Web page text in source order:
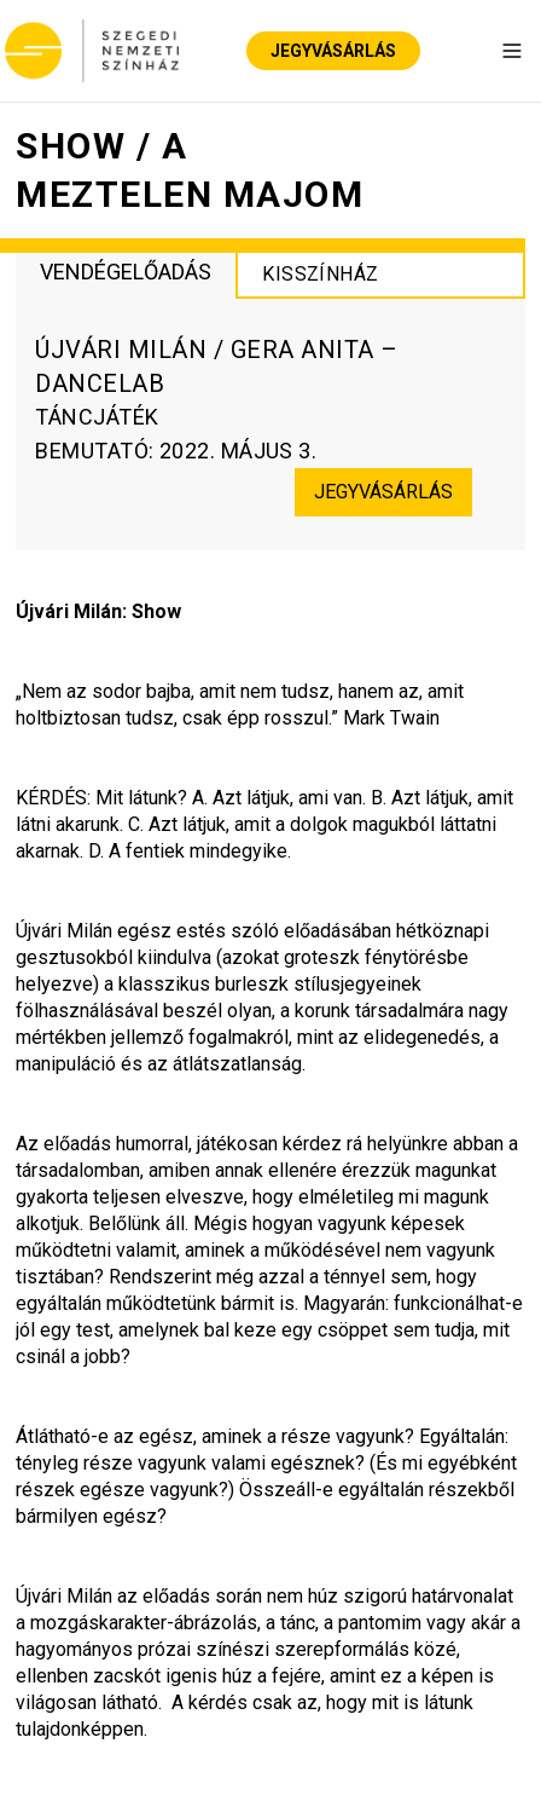
JEGYVÁSÁRLÁS
SHOW / A
MEZTELEN MAJOM
VENDÉGELŐADÁS KISSZÍNHÁZ
ÚJVÁRI MILÁN / GERA ANITA –
DANCELAB
TÁNCJÁTÉK
BEMUTATÓ: 2022. MÁJUS 3.
JEGYVÁSÁRLÁS
Újvári Milán: Show
„Nem az sodor bajba, amit nem tudsz, hanem az, amit
holtbiztosan tudsz, csak épp rosszul.” Mark Twain
KÉRDÉS: Mit látunk? A. Azt látjuk, ami van. B. Azt látjuk, amit
látni akarunk. C. Azt látjuk, amit a dolgok magukból láttatni
akarnak. D. A fentiek mindegyike.
Újvári Milán egész estés szóló előadásában hétköznapi
gesztusokból kiindulva (azokat groteszk fénytörésbe
helyezve) a klasszikus burleszk stílusjegyeinek
fölhasználásával beszél olyan, a korunk társadalmára nagy
mértékben jellemző fogalmakról, mint az elidegenedés, a
manipuláció és az átlátszatlanság.
Az előadás humorral, játékosan kérdez rá helyünkre abban a
társadalomban, amiben annak ellenére érezzük magunkat
gyakorta teljesen elveszve, hogy elméletileg mi magunk
alkotjuk. Belőlünk áll. Mégis hogyan vagyunk képesek
működtetni valamit, aminek a működésével nem vagyunk
tisztában? Rendszerint még azzal a ténnyel sem, hogy
egyáltalán működtetünk bármit is. Magyarán: funkcionálhat-e
jól egy test, amelynek bal keze egy csöppet sem tudja, mit
csinál a jobb?
Átlátható-e az egész, aminek a része vagyunk? Egyáltalán:
tényleg része vagyunk valami egésznek? (És mi egyébként
részek egésze vagyunk?) Összeáll-e egyáltalán részekből
bármilyen egész?
Újvári Milán az előadás során nem húz szigorú határvonalat
a mozgáskarakter-ábrázolás, a tánc, a pantomim vagy akár a
hagyományos prózai színészi szerepformálás közé,
ellenben zacskót igenis húz a fejére, amint ez a képen is
világosan látható.  A kérdés csak az, hogy mit is látunk
tulajdonképpen.